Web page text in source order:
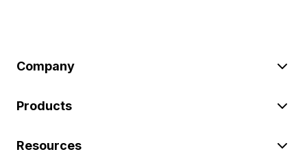
Company
Products
Resources